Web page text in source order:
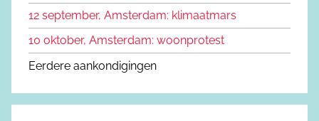
12 september, Amsterdam: klimaatmars
10 oktober, Amsterdam: woonprotest
Eerdere aankondigingen